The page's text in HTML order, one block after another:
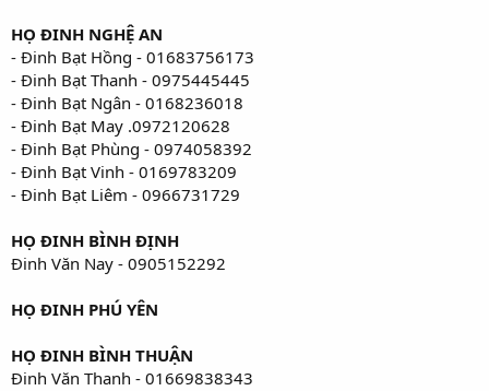
HỌ ĐINH NGHỆ AN
- Đinh Bạt Hồng - 01683756173
- Đinh Bạt Thanh - 0975445445
- Đinh Bạt Ngân - 0168236018
- Đinh Bạt May .0972120628
- Đinh Bạt Phùng - 0974058392
- Đinh Bạt Vinh - 0169783209
- Đinh Bạt Liêm - 0966731729
HỌ ĐINH BÌNH ĐỊNH
Đinh Văn Nay - 0905152292
HỌ ĐINH PHÚ YÊN
HỌ ĐINH BÌNH THUẬN
Đinh Văn Thanh - 01669838343